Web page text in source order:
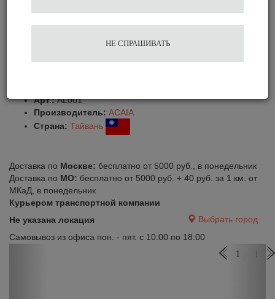
Весы ACAIA LUNAR
Арт.: AL001
Производитель: ACAIA
Страна: Тайвань
Доставка по Москве: бесплатно от 5000 руб., в понедельник
Доставка по МО: бесплатно от 5000 руб. + 40 руб. за 1 км. от
МКаД, в понедельник
Курьером транспортной компании
Не указана локация
Выбрать город
Самовывоз из офиса пон. - пят. с 10.00 по 18.00
Next
1
НЕ СПРАШИВАТЬ